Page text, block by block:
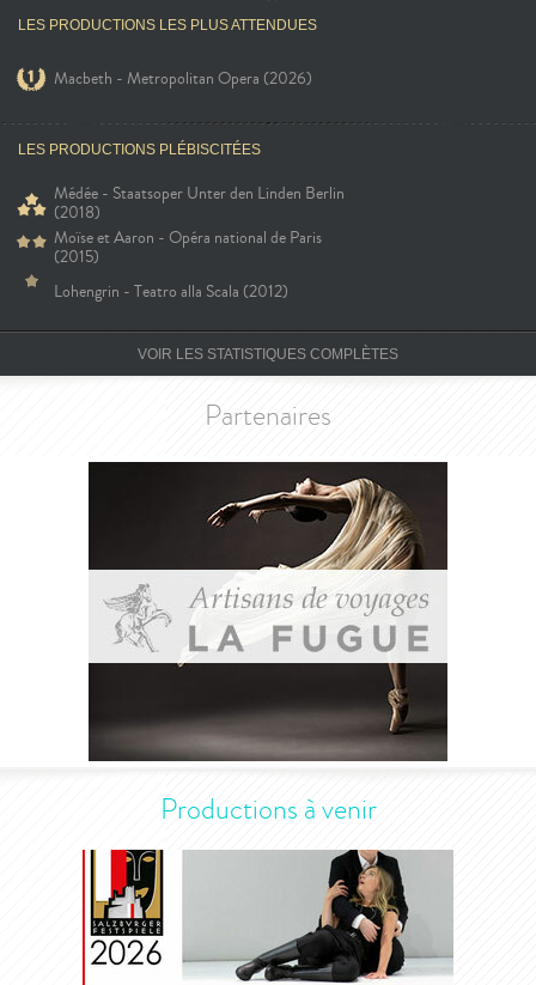
LES PRODUCTIONS LES PLUS ATTENDUES
Macbeth - Metropolitan Opera (2026)
LES PRODUCTIONS PLÉBISCITÉES
Médée - Staatsoper Unter den Linden Berlin
(2018)
Moïse et Aaron - Opéra national de Paris
(2015)
Lohengrin - Teatro alla Scala (2012)
VOIR LES STATISTIQUES COMPLÈTES
Partenaires
Productions à venir